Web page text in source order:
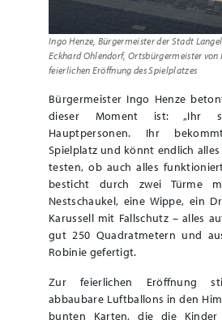
Ingo Henze, Bürgermeister der Stadt
Eckhard Ohlendorf, Ortsbürgermeister von
feierlichen Eröffnung des Spielplatzes
Bürgermeister Ingo Henze
dieser Moment ist: „Ihr
Hauptpersonen. Ihr
Spielplatz und könnt endlich
testen, ob auch alles
besticht durch zwei Türme
Nestschaukel, eine Wippe, ein
Karussell mit Fallschutz – alles
gut 250 Quadratmetern und
Robinie gefertigt.
Zur feierlichen Eröffnung
abbaubare Luftballons in den
bunten Karten, die die